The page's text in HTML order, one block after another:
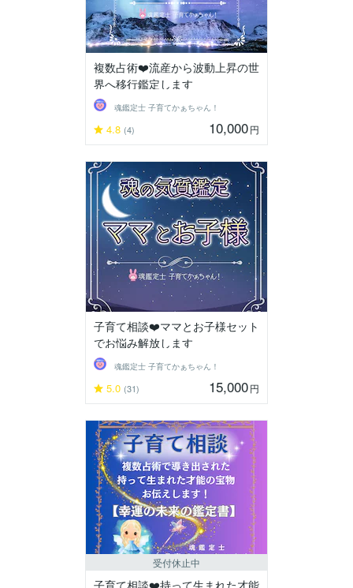
複数占術❤️流産から波動上昇の世
界へ移行鑑定します
魂鑑定士 子育てかぁちゃん！
4.8 (4) 10,000円
子育て相談❤️ママとお子様セット
でお悩み解放します
魂鑑定士 子育てかぁちゃん！
5.0 (31) 15,000円
受付休止中